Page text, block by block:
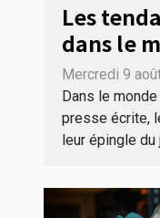
Les
dans le
Mercredi 9
Dans le
presse écrite,
leur épingle du